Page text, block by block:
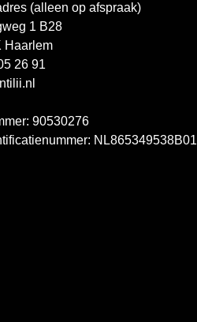
(alleen op afspraak)
1 B28
Haarlem
26 91
90530276
NL865349538B01